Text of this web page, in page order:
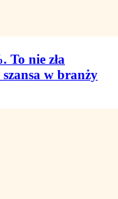
To nie zła
w branży